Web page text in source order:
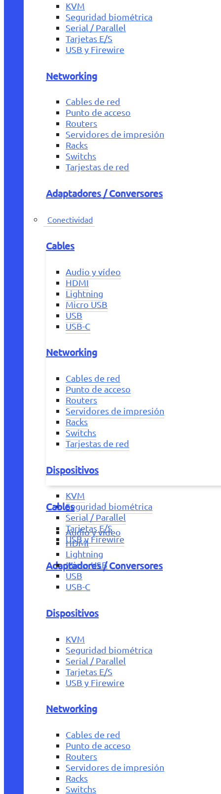
KVM
Seguridad biométrica
Serial / Parallel
Tarjetas E/S
USB y Firewire
Networking
Cables de red
Punto de acceso
Routers
Servidores de impresión
Racks
Switchs
Tarjestas de red
Adaptadores / Conversores
Conectividad
Cables
Audio y vídeo
HDMI
Lightning
Micro USB
USB
USB-C
Networking
Cables de red
Punto de acceso
Routers
Servidores de impresión
Racks
Switchs
Tarjestas de red
Dispositivos
KVM
Seguridad biométrica
Serial / Parallel
Tarjetas E/S
USB y Firewire
Adaptadores / Conversores
Cables
Audio y vídeo
HDMI
Lightning
Micro USB
USB
USB-C
Dispositivos
KVM
Seguridad biométrica
Serial / Parallel
Tarjetas E/S
USB y Firewire
Networking
Cables de red
Punto de acceso
Routers
Servidores de impresión
Racks
Switchs